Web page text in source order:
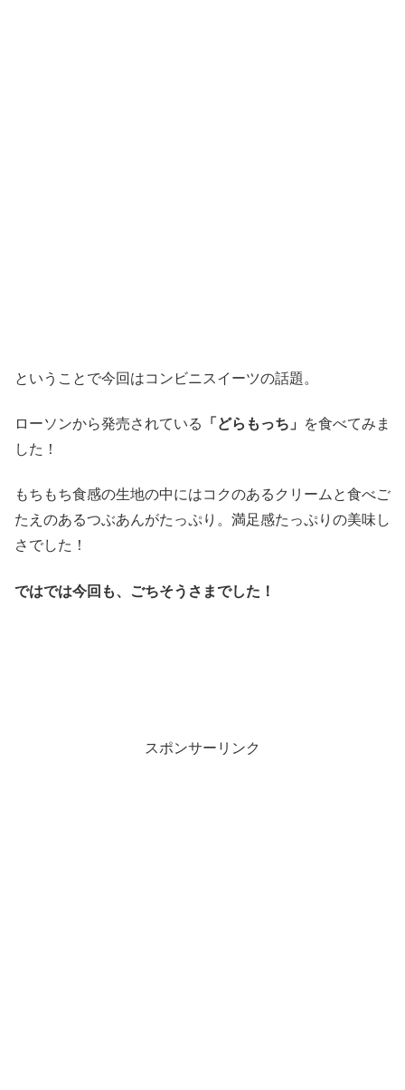
ということで今回はコンビニスイーツの話題。
ローソンから発売されている 「どらもっち」
を食べてみま
した！
もちもち食感の生地の中にはコクのあるクリームと食べご
たえのあるつぶあんがたっぷり。満足感たっぷりの美味し
さでした！
ではでは今回も、ごちそうさまでした！
スポンサーリンク